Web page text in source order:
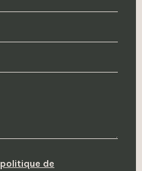
politique de